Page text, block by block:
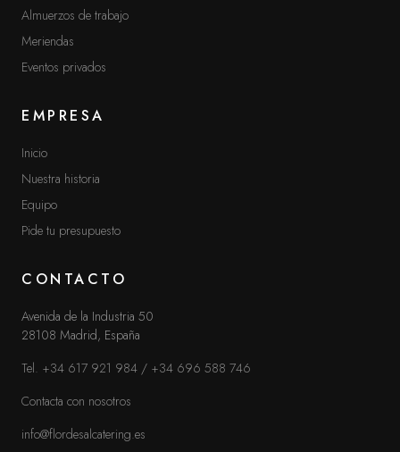
Almuerzos de trabajo
Meriendas
Eventos privados
EMPRESA
Inicio
Nuestra historia
Equipo
Pide tu presupuesto
CONTACTO
Avenida de la Industria 50
28108 Madrid, España
Tel. +34 617 921 984 / +34 696 588 746
Contacta con nosotros
info@flordesalcatering.es